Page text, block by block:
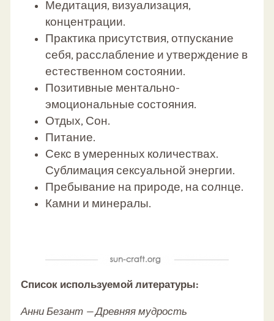
Медитация, визуализация,
концентрации.
Практика присутствия, отпускание
себя, расслабление и утверждение в
естественном состоянии.
Позитивные ментально-
эмоциональные состояния.
Отдых, Сон.
Питание.
Секс в умеренных количествах.
Сублимация сексуальной энергии.
Пребывание на природе, на солнце.
Камни и минералы.
Список используемой литературы:
Анни Безант — Древняя мудрость